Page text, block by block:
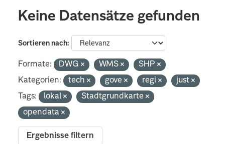
Keine Datensätze gefunden
Sortieren nach
Formate: DWG WMS
SHP
Kategorien:
tech gove regi
just
Tags:
lokal
Stadtgrundkarte
opendata
Ergebnisse filtern